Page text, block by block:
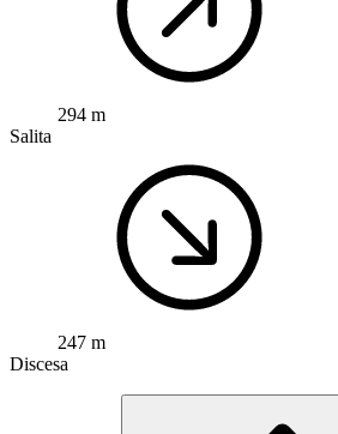
294 m
Salita
247 m
Discesa